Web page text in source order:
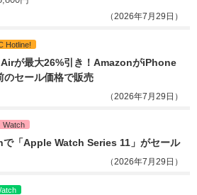
（2026年7月29日）
Hotline!
が最大26%引き！AmazonがiPhone
のセール価格で販売
（2026年7月29日）
Watch
「Apple Watch Series 11」がセール
（2026年7月29日）